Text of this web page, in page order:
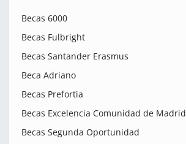
Becas 6000
Becas Fulbright
Becas Santander Erasmus
Beca Adriano
Becas Prefortia
Becas Excelencia Comunidad de Madrid
Becas Segunda Oportunidad